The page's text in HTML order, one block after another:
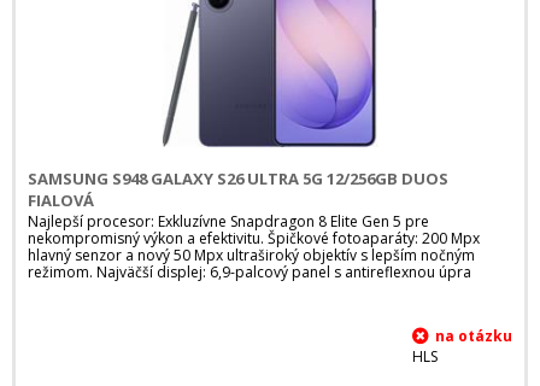
SAMSUNG S948 GALAXY S26 ULTRA 5G 12/256GB DUOS
FIALOVÁ
Najlepší procesor: Exkluzívne Snapdragon 8 Elite Gen 5 pre
nekompromisný výkon a efektivitu. Špičkové fotoaparáty: 200 Mpx
hlavný senzor a nový 50 Mpx ultraširoký objektív s lepším nočným
režimom. Najväčší displej: 6,9-palcový panel s antireflexnou úpra
HLS